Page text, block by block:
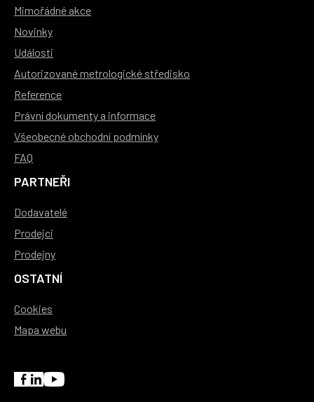
Mimořádné akce
Novinky
Události
Autorizované metrologické středisko
Reference
Právní dokumenty a informace
Všeobecné obchodní podmínky
FAQ
PARTNEŘI
Dodavatelé
Prodejci
Prodejny
OSTATNÍ
Cookies
Mapa webu